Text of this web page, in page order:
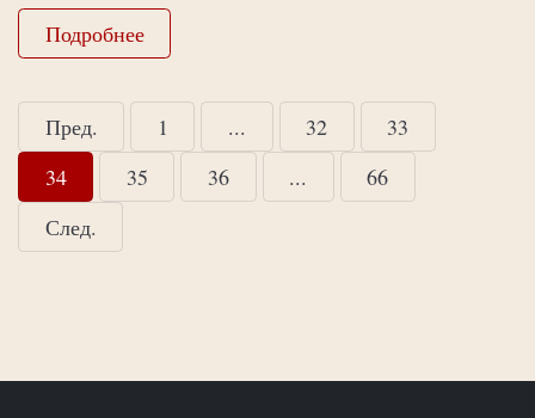
Подробнее
Пред. 1 ... 32
33
34
35 36 ...
66
След.